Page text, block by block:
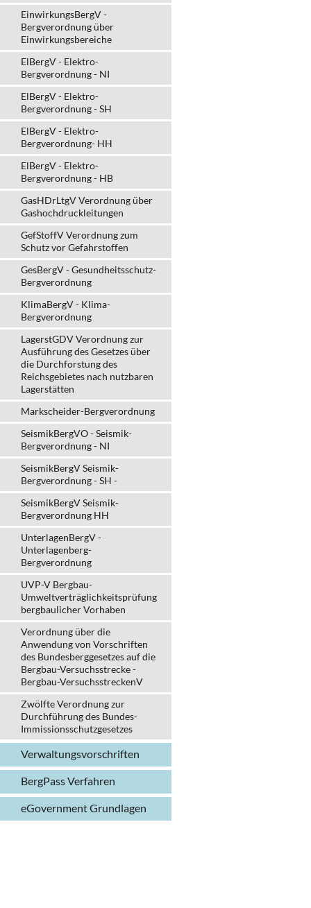
EinwirkungsBergV -
Bergverordnung über
Einwirkungsbereiche
ElBergV - Elektro-
Bergverordnung - NI
ElBergV - Elektro-
Bergverordnung - SH
ElBergV - Elektro-
Bergverordnung- HH
ElBergV - Elektro-
Bergverordnung - HB
GasHDrLtgV Verordnung über
Gashochdruckleitungen
GefStoffV Verordnung zum
Schutz vor Gefahrstoffen
GesBergV - Gesundheitsschutz-
Bergverordnung
KlimaBergV - Klima-
Bergverordnung
LagerstGDV Verordnung zur
Ausführung des Gesetzes über
die Durchforstung des
Reichsgebietes nach nutzbaren
Lagerstätten
Markscheider-Bergverordnung
SeismikBergVO - Seismik-
Bergverordnung - NI
SeismikBergV Seismik-
Bergverordnung - SH -
SeismikBergV Seismik-
Bergverordnung HH
UnterlagenBergV -
Unterlagenberg-
Bergverordnung
UVP-V Bergbau-
Umweltverträglichkeits­prüfung
bergbau­licher Vorhaben
Verordnung über die
Anwendung von Vorschriften
des Bundesberggesetzes auf die
Bergbau-Versuchsstrecke -
Bergbau-VersuchsstreckenV
Zwölfte Verordnung zur
Durchführung des Bundes-
Immissionsschutzgesetzes
Verwaltungs­vorschriften
BergPass Verfahren
eGovernment Grundlagen